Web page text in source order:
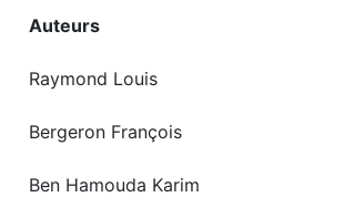
Auteurs
Raymond Louis
Bergeron François
Ben Hamouda Karim